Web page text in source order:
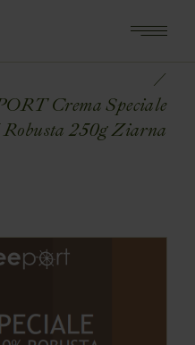
Crema Speciale
Robusta 250g Ziarna